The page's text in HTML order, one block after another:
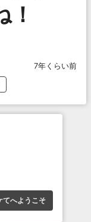
7年くらい前
てへようこそ